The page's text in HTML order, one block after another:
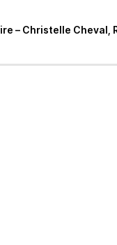
– Christelle